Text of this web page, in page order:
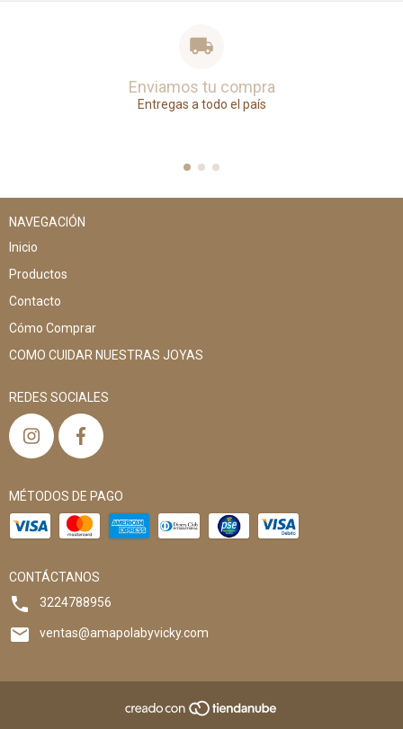
Enviamos tu compra
Entregas a todo el país
NAVEGACIÓN
Inicio
Productos
Contacto
Cómo Comprar
COMO CUIDAR NUESTRAS JOYAS
REDES SOCIALES
MÉTODOS DE PAGO
CONTÁCTANOS
3224788956
ventas@amapolabyvicky.com